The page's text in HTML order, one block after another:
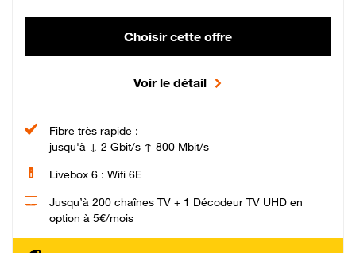
Choisir cette offre
Voir le détail
Fibre très rapide :
jusqu'à ↓ 2 Gbit/s ↑ 800 Mbit/s
Livebox 6 : Wifi 6E
Jusqu’à 200 chaînes TV + 1 Décodeur TV UHD en
option à 5€/mois